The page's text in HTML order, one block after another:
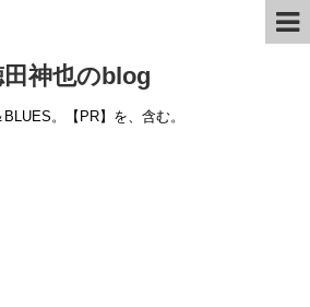
神也のblog
。【PR】を、含む。